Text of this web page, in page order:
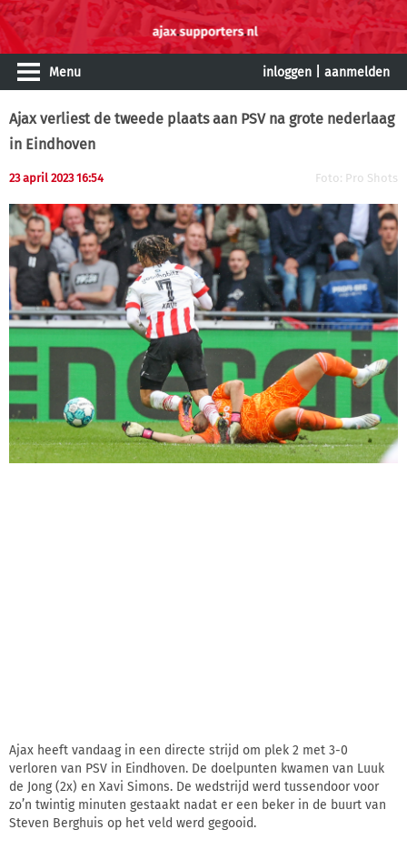
Menu inloggen aanmelden
Ajax verliest de tweede plaats aan PSV na grote nederlaag
in Eindhoven
23 april 2023 16:54 Foto: Pro Shots
Ajax heeft vandaag in een directe strijd om plek 2 met 3-0
verloren van PSV in Eindhoven. De doelpunten kwamen van Luuk
de Jong (2x) en Xavi Simons. De wedstrijd werd tussendoor voor
zo’n twintig minuten gestaakt nadat er een beker in de buurt van
Steven Berghuis op het veld werd gegooid.